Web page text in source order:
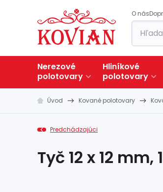
O nás
Nerezové
polotovary
Hliníkové
polotovary
Úvod Kované polotovary
Predchádzajúci
Tyč 12 x 12